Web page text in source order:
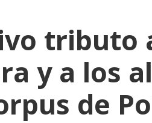
tributo
y a los
de